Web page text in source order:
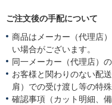
ご注文後の手配について
商品はメーカー（代理店
い場合がございます。
同一メーカー（代理店）
お客様と関わりのない配
肩）での受け渡し等の特
確認事項（カット明細、